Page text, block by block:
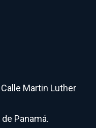
Martin Luther
Panamá.